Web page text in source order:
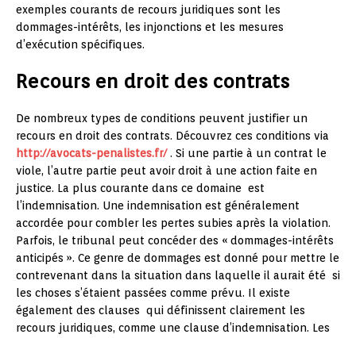
exemples courants de recours juridiques sont les
dommages-intérêts, les injonctions et les mesures
d’exécution spécifiques.
Recours en droit des contrats
De nombreux types de conditions peuvent justifier un
recours en droit des contrats. Découvrez ces conditions via
http://avocats-penalistes.fr/. Si une partie à un contrat le
viole, l’autre partie peut avoir droit à une action faite en
justice. La plus courante dans ce domaine est
l’indemnisation. Une indemnisation est généralement
accordée pour combler les pertes subies après la violation.
Parfois, le tribunal peut concéder des « dommages-intérêts
anticipés ». Ce genre de dommages est donné pour mettre le
contrevenant dans la situation dans laquelle il aurait été si
les choses s’étaient passées comme prévu. Il existe
également des clauses qui définissent clairement les
recours juridiques, comme une clause d’indemnisation. Les